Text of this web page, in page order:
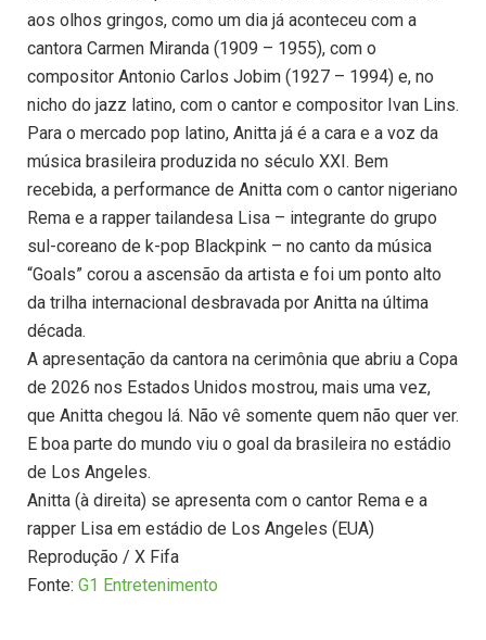
aos olhos gringos, como um dia já aconteceu com a
cantora Carmen Miranda (1909 – 1955), com o
compositor Antonio Carlos Jobim (1927 – 1994) e, no
nicho do jazz latino, com o cantor e compositor Ivan Lins.
Para o mercado pop latino, Anitta já é a cara e a voz da
música brasileira produzida no século XXI. Bem
recebida, a performance de Anitta com o cantor nigeriano
Rema e a rapper tailandesa Lisa – integrante do grupo
sul-coreano de k-pop Blackpink – no canto da música
“Goals” corou a ascensão da artista e foi um ponto alto
da trilha internacional desbravada por Anitta na última
década.
A apresentação da cantora na cerimônia que abriu a Copa
de 2026 nos Estados Unidos mostrou, mais uma vez,
que Anitta chegou lá. Não vê somente quem não quer ver.
E boa parte do mundo viu o goal da brasileira no estádio
de Los Angeles.
Anitta (à direita) se apresenta com o cantor Rema e a
rapper Lisa em estádio de Los Angeles (EUA)
Reprodução / X Fifa
Fonte: G1 Entretenimento